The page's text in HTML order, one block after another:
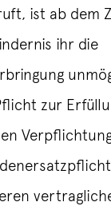
ist ab dem
ihr die
zur